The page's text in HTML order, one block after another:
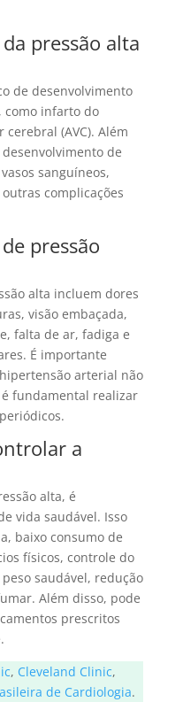
pressão alta
de desenvolvimento
como infarto do
(AVC). Além
de
sanguíneos,
complicações
pressão
alta incluem dores
visão embaçada,
falta de ar, fadiga e
É importante
arterial não
fundamental realizar
a
alta, é
vida saudável. Isso
baixo consumo de
físicos, controle do
saudável, redução
Além disso, pode
prescritos
, Cleveland Clinic,
de Cardiologia.